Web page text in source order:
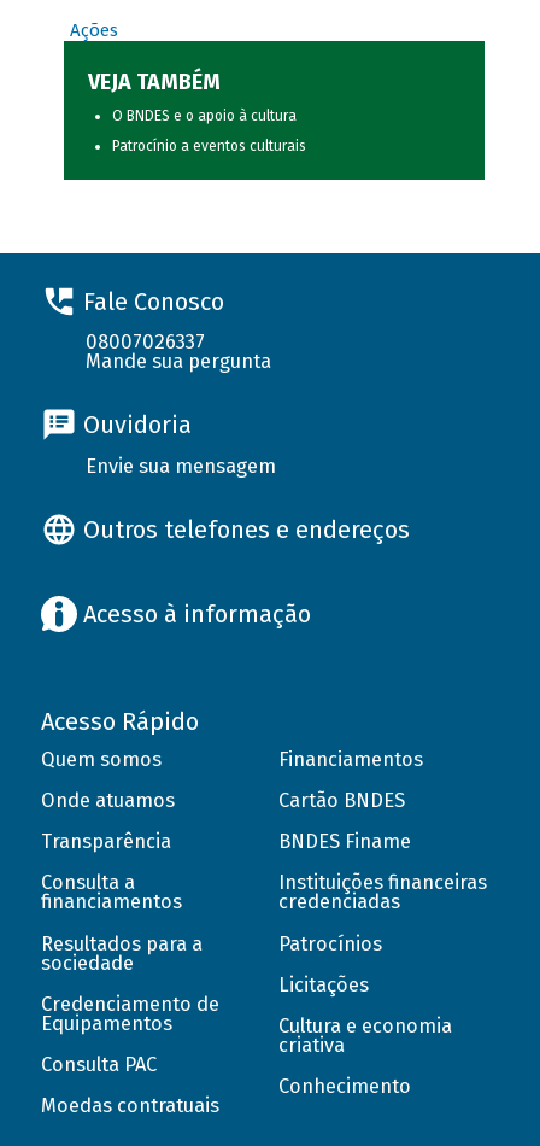
Ações
VEJA TAMBÉM
O BNDES e o apoio à cultura
Patrocínio a eventos culturais
Fale Conosco
08007026337
Mande sua pergunta
Ouvidoria
Envie sua mensagem
Outros telefones e endereços
Acesso à informação
Acesso Rápido
Quem somos
Onde atuamos
Transparência
Consulta a
financiamentos
Resultados para a
sociedade
Credenciamento de
Equipamentos
Consulta PAC
Moedas contratuais
Financiamentos
Cartão BNDES
BNDES Finame
Instituições financeiras
credenciadas
Patrocínios
Licitações
Cultura e economia
criativa
Conhecimento